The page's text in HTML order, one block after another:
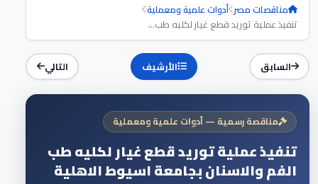
مناقصات مصر أدوات علمية ومعملية
تنفيذ عملية توريد قطع غيار لكليه طب...
السابق الأرشيف التالي
مناقصة رسمية — أدوات علمية ومعملية
تنفيذ عملية توريد قطع غيار لكليه طب
الفم والاسنان بجامعة اسيوط الاهلية